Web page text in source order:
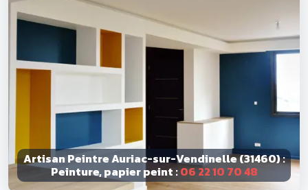
Artisan Peintre Auriac-sur-Vendinelle (31460) :
Peinture, papier peint :06 22 10 70 48